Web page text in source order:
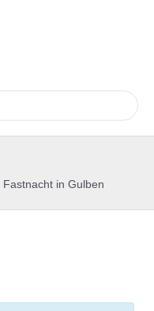
Fastnacht in Gulben